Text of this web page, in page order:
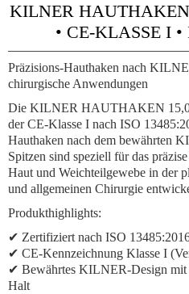
KILNER
• CE-KLASSE I
Präzisions-Hauthaken nach
chirurgische Anwendungen
Die KILNER HAUTHAKEN 15,0
der CE-Klasse I nach ISO
Hauthaken nach dem bewährten
Spitzen sind speziell für das
Haut und Weichteilgewebe in der
und allgemeinen Chirurgie
Produkthighlights:
✔ Zertifiziert nach ISO
✔ CE-Kennzeichnung Klasse I
✔ Bewährtes KILNER-Design mit
Halt